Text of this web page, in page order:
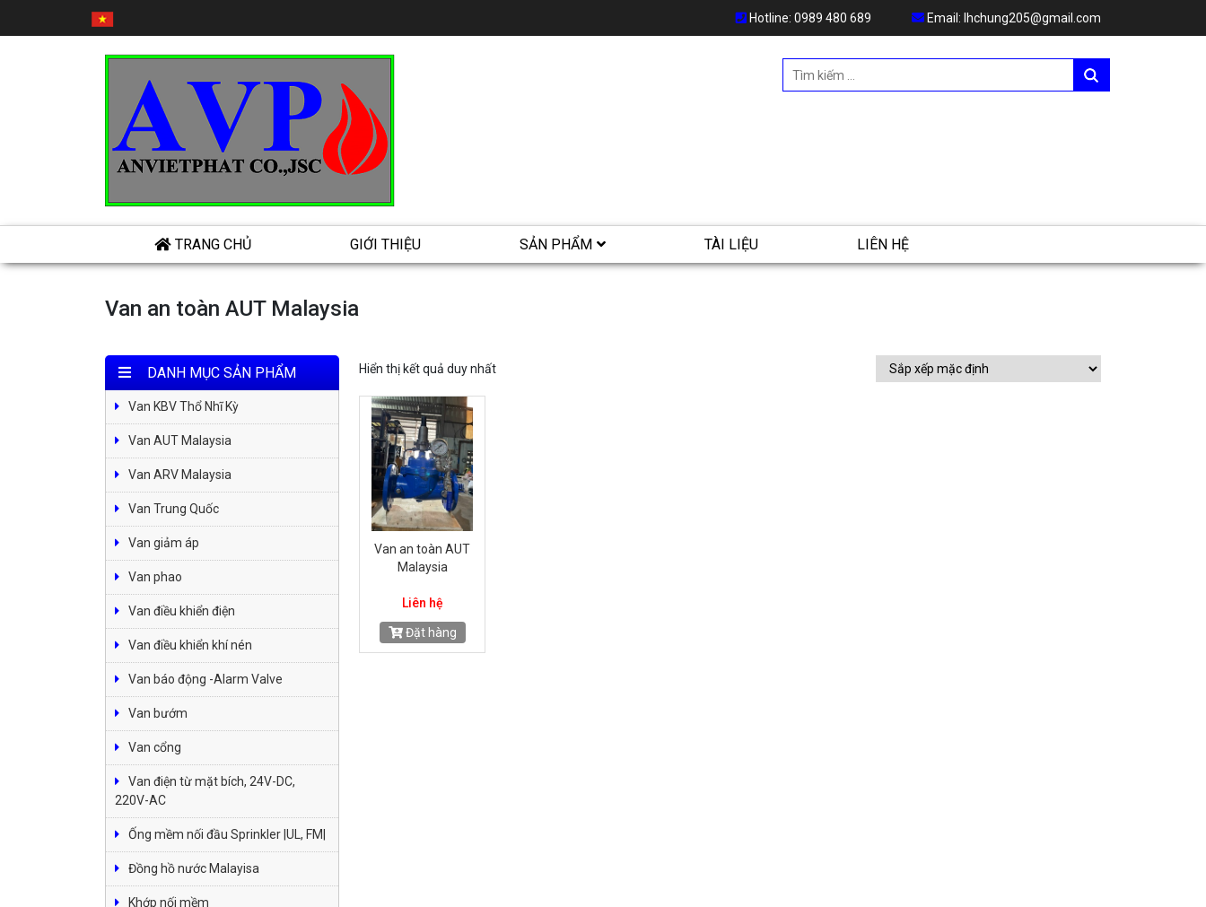
Email: lhchung205@gmail.com
Hotline: 0989 480 689
TRANG CHỦ GIỚI THIỆU SẢN PHẨM TÀI LIỆU LIÊN HỆ
Van an toàn AUT Malaysia
Hiển thị kết quả duy nhất
Van an toàn AUT
Malaysia
Liên hệ
Đặt hàng
DANH MỤC SẢN PHẨM
Van KBV Thổ Nhĩ Kỳ
Van AUT Malaysia
Van ARV Malaysia
Van Trung Quốc
Van giảm áp
Van phao
Van điều khiển điện
Van điều khiển khí nén
Van báo động -Alarm Valve
Van bướm
Van cổng
Van điện từ mặt bích, 24V-DC,
220V-AC
Ống mềm nối đầu Sprinkler |UL, FM|
Đồng hồ nước Malayisa
Khớp nối mềm